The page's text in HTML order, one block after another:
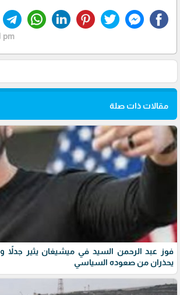
pm
مقالات ذات صلة
فوز عبد الرحمن السيد في ميشيغان يثير
يحذران من صعوده السياسي